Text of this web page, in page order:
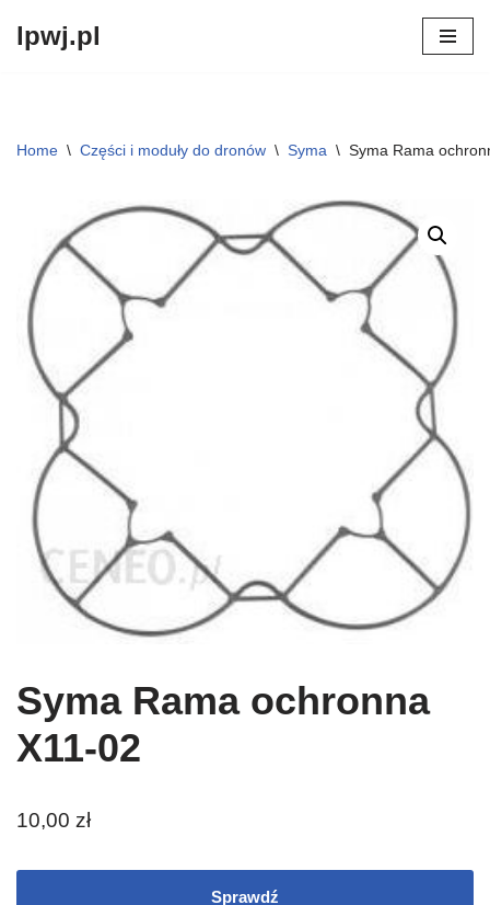
lpwj.pl
Home \ Części i moduły do dronów \ Syma \ Syma Rama
Syma Rama ochronna
X11-02
10,00 zł
Sprawdź